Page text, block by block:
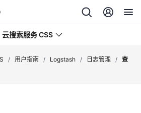
云搜索服务 CSS
/ 用户指南 / Logstash / 日志管理 / 查